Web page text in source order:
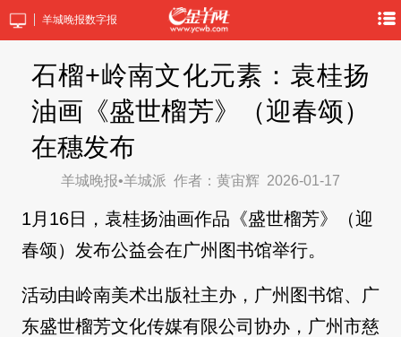
羊城晚报数字报
石榴+岭南文化元素：袁桂扬
油画《盛世榴芳》（迎春颂）
在穗发布
羊城晚报•羊城派 作者：黄宙辉 2026-01-17
1月16日，袁桂扬油画作品《盛世榴芳》（迎
春颂）发布公益会在广州图书馆举行。
活动由岭南美术出版社主办，广州图书馆、广
东盛世榴芳文化传媒有限公司协办，广州市慈